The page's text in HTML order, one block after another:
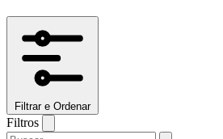
Filtrar e Ordenar
Filtros